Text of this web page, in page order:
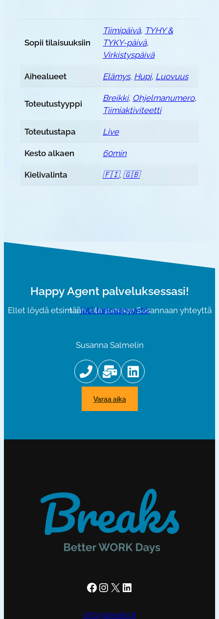
Sopii tilaisuuksiin
Tiimipäivä, TYHY &
TYKY-päivä,
Virkistyspäivä
Aihealueet Elämys, Hupi, Luovuus
Toteutustyyppi
Breikki, Ohjelmanumero,
Tiimiaktiviteetti
Toteutustapa Live
Kesto alkaen 60min
Kielivalinta 🇫🇮, 🇬🇧
Happy Agent palveluksessasi!
Ellet löydä etsimääri, ota suoraan Susannaan yhteyttä taijätä tarjouspyyntö.
Susanna Salmelin
varaa aika
Facebook Instagram X LinkedIn
info@breaks.fi